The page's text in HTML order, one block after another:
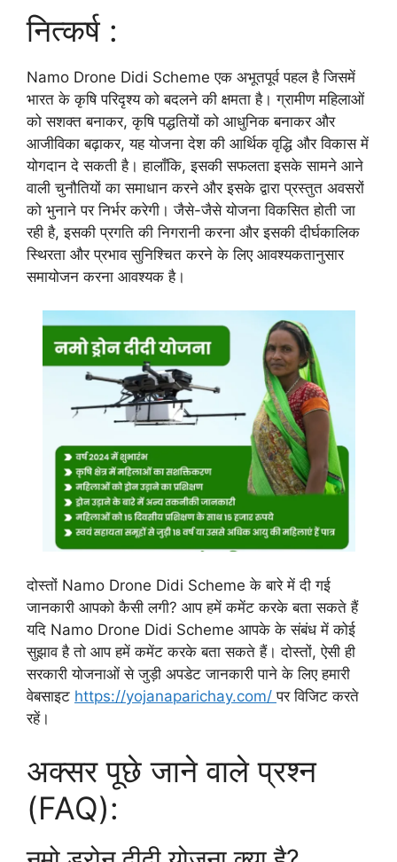
नित्कर्ष :
Namo Drone Didi Scheme एक अभूतपूर्व पहल है जिसमें
भारत के कृषि परिदृश्य को बदलने की क्षमता है। ग्रामीण महिलाओं
को सशक्त बनाकर, कृषि पद्धतियों को आधुनिक बनाकर और
आजीविका बढ़ाकर, यह योजना देश की आर्थिक वृद्धि और विकास में
योगदान दे सकती है। हालाँकि, इसकी सफलता इसके सामने आने
वाली चुनौतियों का समाधान करने और इसके द्वारा प्रस्तुत अवसरों
को भुनाने पर निर्भर करेगी। जैसे-जैसे योजना विकसित होती जा
रही है, इसकी प्रगति की निगरानी करना और इसकी दीर्घकालिक
स्थिरता और प्रभाव सुनिश्चित करने के लिए आवश्यकतानुसार
समायोजन करना आवश्यक है।
दोस्तों Namo Drone Didi Scheme के बारे में दी गई
जानकारी आपको कैसी लगी? आप हमें कमेंट करके बता सकते हैं
यदि Namo Drone Didi Scheme आपके के संबंध में कोई
सुझाव है तो आप हमें कमेंट करके बता सकते हैं। दोस्तों, ऐसी ही
सरकारी योजनाओं से जुड़ी अपडेट जानकारी पाने के लिए हमारी
वेबसाइट https://yojanaparichay.com/पर विजिट करते
रहें।
अक्सर पूछे जाने वाले प्रश्न
(FAQ):